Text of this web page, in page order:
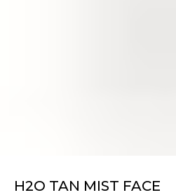
H2O TAN MIST FACE